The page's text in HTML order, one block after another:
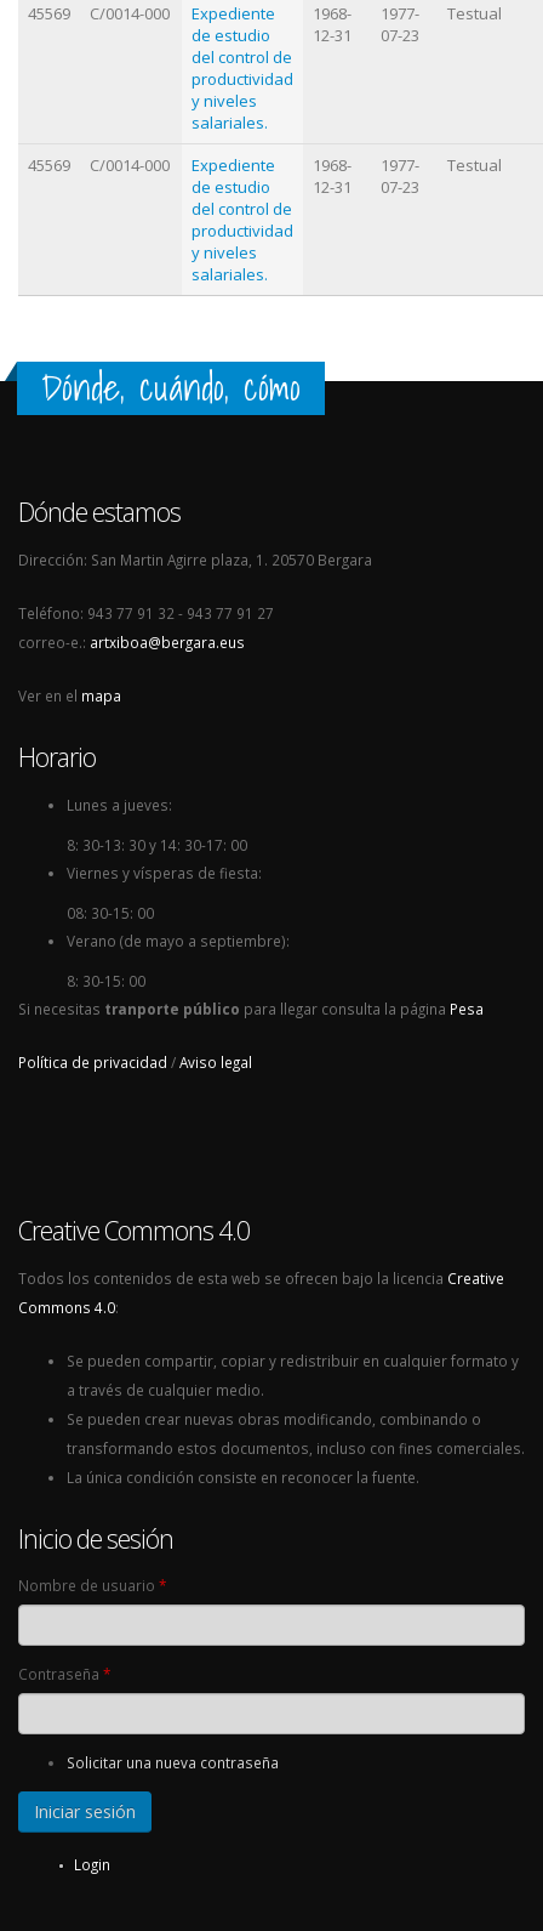
45569
C/0014-000
Expediente
de estudio
del control de
productividad
y niveles
salariales.
1968-
12-31
1977-
07-23
Testual
45569 C/0014-000
Expediente
de estudio
del control de
productividad
y niveles
salariales.
1968-
12-31
1977-
07-23
Testual
Dónde, cuándo, cómo
Dónde estamos
Dirección: San Martin Agirre plaza, 1. 20570 Bergara
Teléfono: 943 77 91 32 - 943 77 91 27
correo-e.: artxiboa@bergara.eus
Ver en el mapa
Horario
Lunes a jueves:
8: 30-13: 30 y 14: 30-17: 00
Viernes y vísperas de fiesta:
08: 30-15: 00
Verano (de mayo a septiembre):
8: 30-15: 00
Si necesitas tranporte público para llegar consulta la página Pesa
Política de privacidad /Aviso legal
Creative Commons 4.0
Todos los contenidos de esta web se ofrecen bajo la licencia Creative
Commons 4.0:
Se pueden compartir, copiar y redistribuir en cualquier formato y
a través de cualquier medio.
Se pueden crear nuevas obras modificando, combinando o
transformando estos documentos, incluso con fines comerciales.
La única condición consiste en reconocer la fuente.
Inicio de sesión
Nombre de usuario *
Contraseña *
Solicitar una nueva contraseña
Login